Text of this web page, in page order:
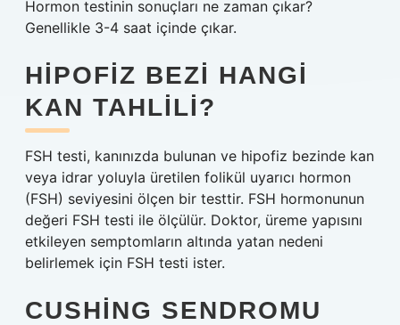
Hormon testinin sonuçları ne zaman çıkar?
Genellikle 3-4 saat içinde çıkar.
HIPOFIZ BEZI HANGI
KAN TAHLILI?
FSH testi, kanınızda bulunan ve hipofiz bezinde kan
veya idrar yoluyla üretilen folikül uyarıcı hormon
(FSH) seviyesini ölçen bir testtir. FSH hormonunun
değeri FSH testi ile ölçülür. Doktor, üreme yapısını
etkileyen semptomların altında yatan nedeni
belirlemek için FSH testi ister.
CUSHING SENDROMU